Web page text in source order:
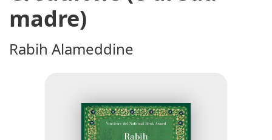
madre)
Rabih Alameddine